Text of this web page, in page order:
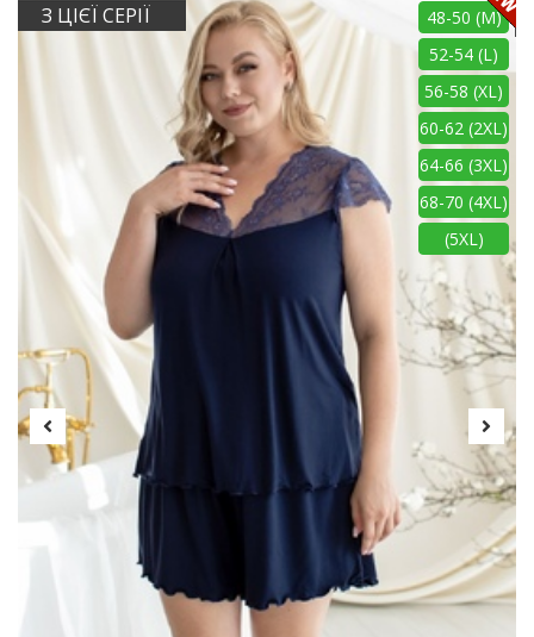
З ЦІЄЇ СЕРІЇ
48-50 (M)
52-54 (L)
56-58 (XL)
60-62 (2XL)
64-66 (3XL)
68-70 (4XL)
(5XL)